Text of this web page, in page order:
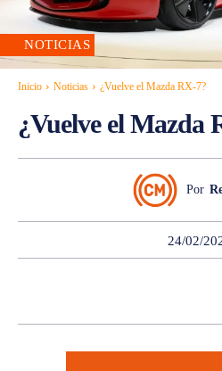
NOTICIAS
Inicio Noticias ¿Vuelve el Mazda RX-7?
¿Vuelve el Mazda
Por
24/02/